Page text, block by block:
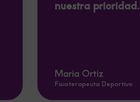
nuestra prioridad.
Maria Ortiz
Fisioterapeuta Deportivo